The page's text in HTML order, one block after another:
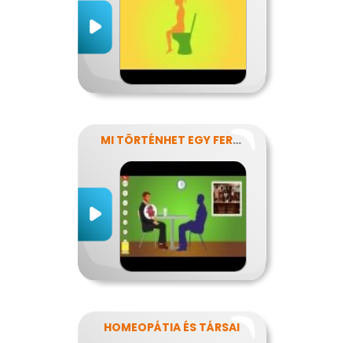
MI TÖRTÉNHET EGY FERDE ÉJSZAKÁN?
HOMEOPÁTIA ÉS TÁRSAI